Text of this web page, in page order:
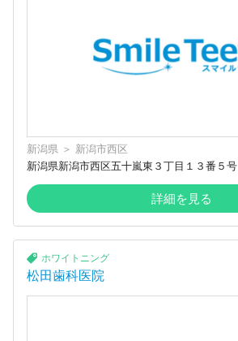
新潟県 ＞ 新潟市西区
新潟県新潟市西区五十嵐東３丁目１３番５号
詳細を見る
ホワイトニング
松田歯科医院